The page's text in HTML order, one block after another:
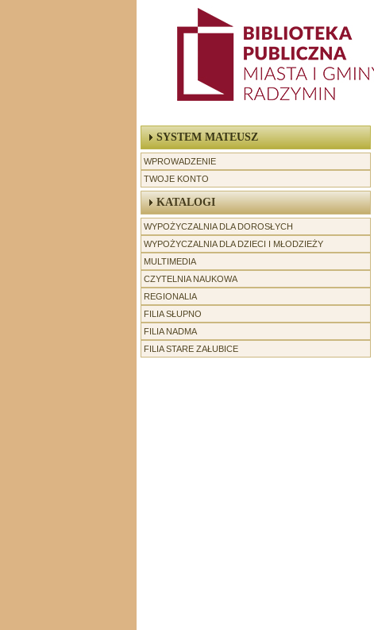
SYSTEM MATEUSZ
WPROWADZENIE
TWOJE KONTO
KATALOGI
WYPOŻYCZALNIA DLA DOROSŁYCH
WYPOŻYCZALNIA DLA DZIECI I MŁODZIEŻY
MULTIMEDIA
CZYTELNIA NAUKOWA
REGIONALIA
-----------------
FILIA SŁUPNO
FILIA NADMA
FILIA STARE ZAŁUBICE